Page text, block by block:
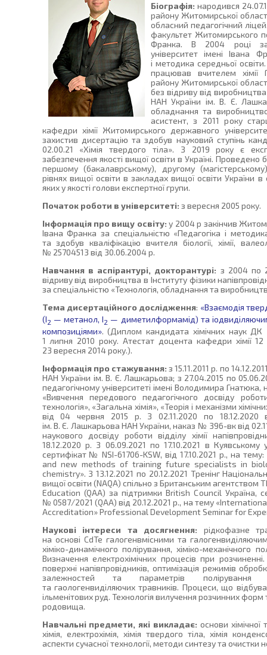
Біографія: народився
району Житомирської
обласний педагогічний
факультет Житомирського
Франка. В 2004 році
університет імені Івана
і методика середньої
працював вчителем хімії
району Житомирської
без відриву від виробництва
НАН України ім. В. Є.
обладнання та
асистент, з 2011 року
кафедри хімії Житомирського державного
захистив дисертацію та здобув науковий ступінь
02.00.21 «Хімія твердого тіла». З 2019 року є
забезпечення якості вищої освіти в Україні.
першому (бакалаврському), другому
рівнях вищої освіти в закладах вищої освіти України
яких у якості голови експертної групи.
Початок роботи в університеті: з вересня 2005 року.
Інформація про вищу освіту: у 2004 р закінчив
Івана Франка за спеціальністю «Педагогіка і
та здобув кваліфікацію вчителя біології, хімії,
№ 25704513 від 30.06.2004 р.
Навчання в аспірантурі, докторантурі: з 2004 по
відриву від виробництва в Інституту фізики
за спеціальністю «Технологія, обладнання та
Тема дисертаційного дослідження: «Взаємодія
(І2 — метанол, І2 — диметилформамід) та
композиціями». (Диплом кандидата хімічних наук
1 липня 2010 року. Атестат доцента кафедри
23 вересня 2014 року.).
Інформація про стажування: з 15.11.2011 р. по
НАН України ім. В. Є. Лашкарьова; з 27.04.2015 по
педагогічному університеті імені Володимира
«Вивчення передового педагогічного досвіду
технологія», «Загальна хімія», «Теорія і механізми
від 04 червня 2015 р. З 02.11.2020 по 18.12.2020 в
ім. В. Є. Лашкарьова НАН України, наказ № 396-вк від
наукового досвіду роботи відділу хімії
18.12.2020 р. З 06.09.2021 по 17.10.2021 в Куявському
сертифікат № NSI-61706-KSW, від 17.10.2021 р., на
and new methods of training future specialists in
chemistry». З 13.12.2021 по 20.12.2021 Тренінг
вищої освіти (NAQA) спільно з Британським
Education (QAA) за підтримки British Council Україна,
№ 0587/2021 (QAA) від 20.12.2021 р., на тему
Accreditation» Professional Development Seminar for
Наукові інтереси та досягнення: рідкофазне
на основі CdTe галогенвмісними та
хіміко-динамічного полірування, хіміко-механічного
Визначення електрохімічних процесів при
поверхні напівпровідників, оптимізація режимів
залежностей та параметрів полірування
та гаологенвиділяючих травників. Процеси, що
ільменітових руд. Технологія вилучення розчинних форм
родовища.
Навчальні предмети, які викладає:основи хімічної
хімія, електрохімія, хімія твердого тіла, хімія
аспекти сучасної технології, методи синтезу та очистки